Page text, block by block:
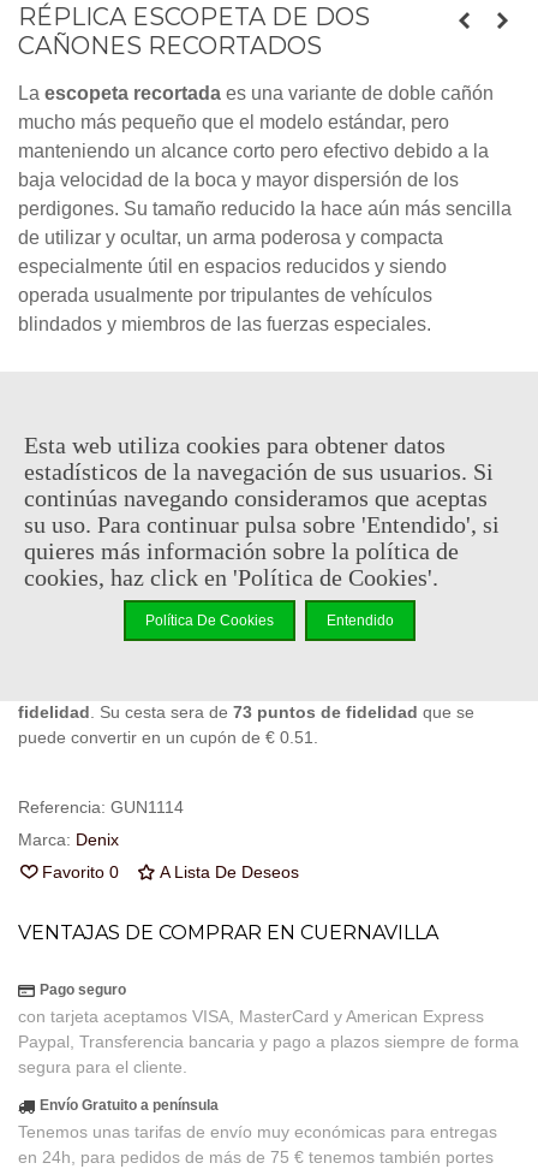
RÉPLICA ESCOPETA DE DOS
CAÑONES RECORTADOS
La escopeta recortada es una variante de doble cañón
mucho más pequeño que el modelo estándar, pero
manteniendo un alcance corto pero efectivo debido a la
baja velocidad de la boca y mayor dispersión de los
perdigones. Su tamaño reducido la hace aún más sencilla
de utilizar y ocultar, un arma poderosa y compacta
especialmente útil en espacios reducidos y siendo
operada usualmente por tripulantes de vehículos
blindados y miembros de las fuerzas especiales.
Consultar disponibilidad
Añadir Al Carrito
Código QR Compartir
fidelidad . Su cesta sera de 73 puntos de fidelidad que se
puede convertir en un cupón de € 0.51
Referencia: GUN1114
Marca: Denix
Favorito 0 A Lista De Deseos
VENTAJAS DE COMPRAR EN CUERNAVILLA
Pago seguro
con tarjeta aceptamos VISA, MasterCard y American Express
Paypal, Transferencia bancaria y pago a plazos siempre de forma
segura para el cliente.
Envío Gratuito a península
Tenemos unas tarifas de envío muy económicas para entregas
en 24h, para pedidos de más de 75 € tenemos también portes
Esta web utiliza cookies para obtener datos
estadísticos de la navegación de sus usuarios. Si
continúas navegando consideramos que aceptas
su uso. Para continuar pulsa sobre 'Entendido', si
quieres más información sobre la política de
cookies, haz click en 'Política de Cookies'.
Política De Cookies Entendido